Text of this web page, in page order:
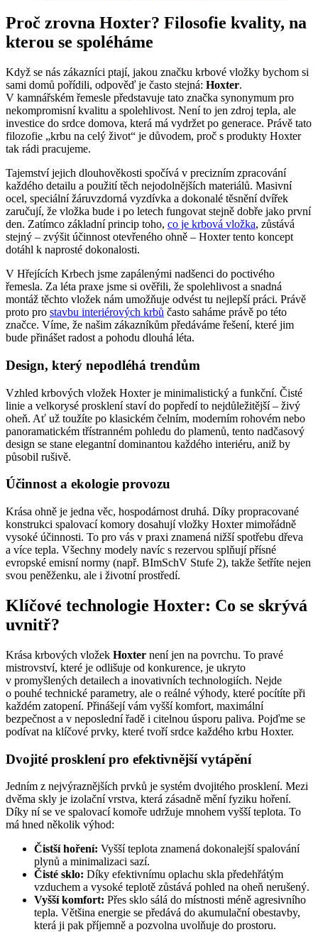
Proč zrovna Hoxter? Filosofie kvality, na
kterou se spoléháme
Když se nás zákazníci ptají, jakou značku krbové vložky bychom si
sami domů pořídili, odpověď je často stejná: Hoxter.
V kamnářském řemesle představuje tato značka synonymum pro
nekompromisní kvalitu a spolehlivost. Není to jen zdroj tepla, ale
investice do srdce domova, která má vydržet po generace. Právě tato
filozofie „krbu na celý život“ je důvodem, proč s produkty Hoxter
tak rádi pracujeme.
Tajemství jejich dlouhověkosti spočívá v precizním zpracování
každého detailu a použití těch nejodolnějších materiálů. Masivní
ocel, speciální žáruvzdorná vyzdívka a dokonalé těsnění dvířek
zaručují, že vložka bude i po letech fungovat stejně dobře jako první
den. Zatímco základní princip toho, co je krbová vložka, zůstává
stejný – zvýšit účinnost otevřeného ohně – Hoxter tento koncept
dotáhl k naprosté dokonalosti.
V Hřejících Krbech jsme zapálenými nadšenci do poctivého
řemesla. Za léta praxe jsme si ověřili, že spolehlivost a snadná
montáž těchto vložek nám umožňuje odvést tu nejlepší práci. Právě
proto pro stavbu interiérových krbů často saháme právě po této
značce. Víme, že našim zákazníkům předáváme řešení, které jim
bude přinášet radost a pohodu dlouhá léta.
Design, který nepodléhá trendům
Vzhled krbových vložek Hoxter je minimalistický a funkční. Čisté
linie a velkorysé prosklení staví do popředí to nejdůležitější – živý
oheň. Ať už toužíte po klasickém čelním, moderním rohovém nebo
panoramatickém třístranném pohledu do plamenů, tento nadčasový
design se stane elegantní dominantou každého interiéru, aniž by
působil rušivě.
Účinnost a ekologie provozu
Krása ohně je jedna věc, hospodárnost druhá. Díky propracované
konstrukci spalovací komory dosahují vložky Hoxter mimořádně
vysoké účinnosti. To pro vás v praxi znamená nižší spotřebu dřeva
a více tepla. Všechny modely navíc s rezervou splňují přísné
evropské emisní normy (např. BImSchV Stufe 2), takže šetříte nejen
svou peněženku, ale i životní prostředí.
Klíčové technologie Hoxter: Co se skrývá
uvnitř?
Krása krbových vložek Hoxter není jen na povrchu. To pravé
mistrovství, které je odlišuje od konkurence, je ukryto
v promyšlených detailech a inovativních technologiích. Nejde
o pouhé technické parametry, ale o reálné výhody, které pocítíte při
každém zatopení. Přinášejí vám vyšší komfort, maximální
bezpečnost a v neposlední řadě i citelnou úsporu paliva. Pojďme se
podívat na klíčové prvky, které tvoří srdce každého krbu Hoxter.
Dvojité prosklení pro efektivnější vytápění
Jedním z nejvýraznějších prvků je systém dvojitého prosklení. Mezi
dvěma skly je izolační vrstva, která zásadně mění fyziku hoření.
Díky ní se ve spalovací komoře udržuje mnohem vyšší teplota. To
má hned několik výhod:
Čistší hoření: Vyšší teplota znamená dokonalejší spalování
plynů a minimalizaci sazí.
Čisté sklo: Díky efektivnímu oplachu skla předehřátým
vzduchem a vysoké teplotě zůstává pohled na oheň nerušený.
Vyšší komfort: Přes sklo sálá do místnosti méně agresivního
tepla. Většina energie se předává do akumulační obestavby,
která ji pak příjemně a pozvolna uvolňuje do prostoru.